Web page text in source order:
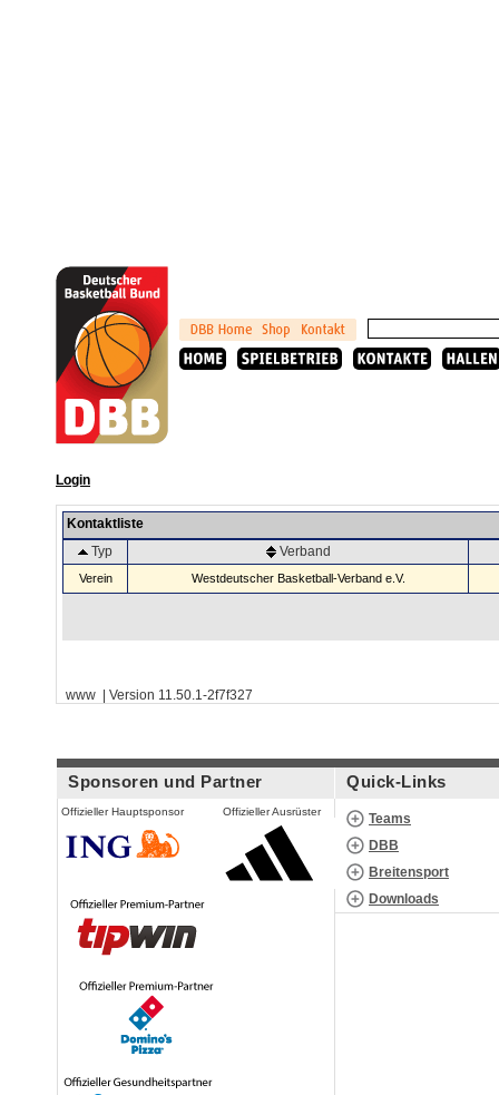
Login
Kontaktliste
Typ
Verband
Verein Westdeutscher Basketball-Verband e.V.
www | Version 11.50.1-2f7f327
Sponsoren und Partner
Offizieller Hauptsponsor Offizieller Ausrüster
Quick-Links
Teams
DBB
Breitensport
Downloads